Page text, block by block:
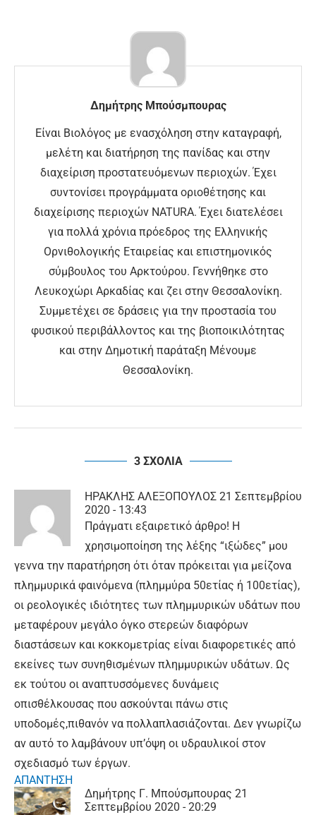
Δημήτρης Μπούσμπουρας
Είναι Βιολόγος με ενασχόληση στην καταγραφή,
μελέτη και διατήρηση της πανίδας και στην
διαχείριση προστατευόμενων περιοχών. Έχει
συντονίσει προγράμματα οριοθέτησης και
διαχείρισης περιοχών NATURA. Έχει διατελέσει
για πολλά χρόνια πρόεδρος της Ελληνικής
Ορνιθολογικής Εταιρείας και επιστημονικός
σύμβουλος του Αρκτούρου. Γεννήθηκε στο
Λευκοχώρι Αρκαδίας και ζει στην Θεσσαλονίκη.
Συμμετέχει σε δράσεις για την προστασία του
φυσικού περιβάλλοντος και της βιοποικιλότητας
και στην Δημοτική παράταξη Μένουμε
Θεσσαλονίκη.
3 ΣΧΟΛΙΑ
ΗΡΑΚΛΗΣ ΑΛΕΞΟΠΟΥΛΟΣ 21 Σεπτεμβρίου
2020 - 13:43
Πράγματι εξαιρετικό άρθρο! Η
χρησιμοποίηση της λέξης “ιξώδες” μου
γεννα την παρατήρηση ότι όταν πρόκειται για μείζονα
πλημμυρικά φαινόμενα (πλημμύρα 50ετίας ή 100ετίας),
οι ρεολογικές ιδιότητες των πλημμυρικών υδάτων που
μεταφέρουν μεγάλο όγκο στερεών διαφόρων
διαστάσεων και κοκκομετρίας είναι διαφορετικές από
εκείνες των συνηθισμένων πλημμυρικών υδάτων. Ως
εκ τούτου οι αναπτυσσόμενες δυνάμεις
οπισθέλκουσας που ασκούνται πάνω στις
υποδομές,πιθανόν να πολλαπλασιάζονται. Δεν γνωρίζω
αν αυτό το λαμβάνουν υπ’όψη οι υδραυλικοί στον
σχεδιασμό των έργων.
ΑΠΑΝΤΗΣΗ
Δημήτρης Γ. Μπούσμπουρας 21
Σεπτεμβρίου 2020 - 20:29